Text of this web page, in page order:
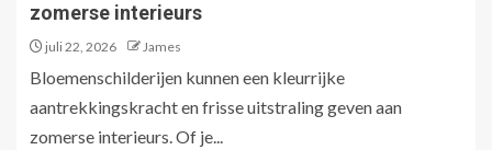
zomerse interieurs
juli 22, 2026 James
Bloemenschilderijen kunnen een kleurrijke
aantrekkingskracht en frisse uitstraling geven aan
zomerse interieurs. Of je...